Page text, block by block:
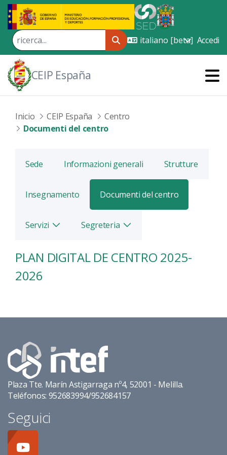
Skip to Main Content
Accedi
CEIP España
Inicio CEIP España
Centro
Documenti del centro
Sede Informazioni generali Strutture
Insegnamento Documenti del centro
Servizi AlternaSegreteria Alterna
PLAN DIGITAL DE CENTRO 2025-
2026
Plaza Tte. Marín Astigarraga nº4, 52001 - Melilla.
Teléfonos: 952683994/952684157
Seguici